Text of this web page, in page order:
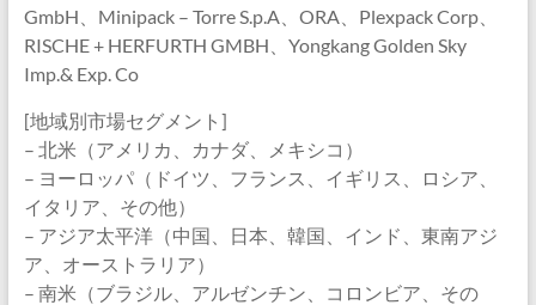
GmbH、Minipack – Torre S.p.A、ORA、Plexpack Corp、
RISCHE + HERFURTH GMBH、Yongkang Golden Sky
Imp.& Exp. Co
[地域別市場セグメント]
– 北米（アメリカ、カナダ、メキシコ）
– ヨーロッパ（ドイツ、フランス、イギリス、ロシア、
イタリア、その他）
– アジア太平洋（中国、日本、韓国、インド、東南アジ
ア、オーストラリア）
– 南米（ブラジル、アルゼンチン、コロンビア、その